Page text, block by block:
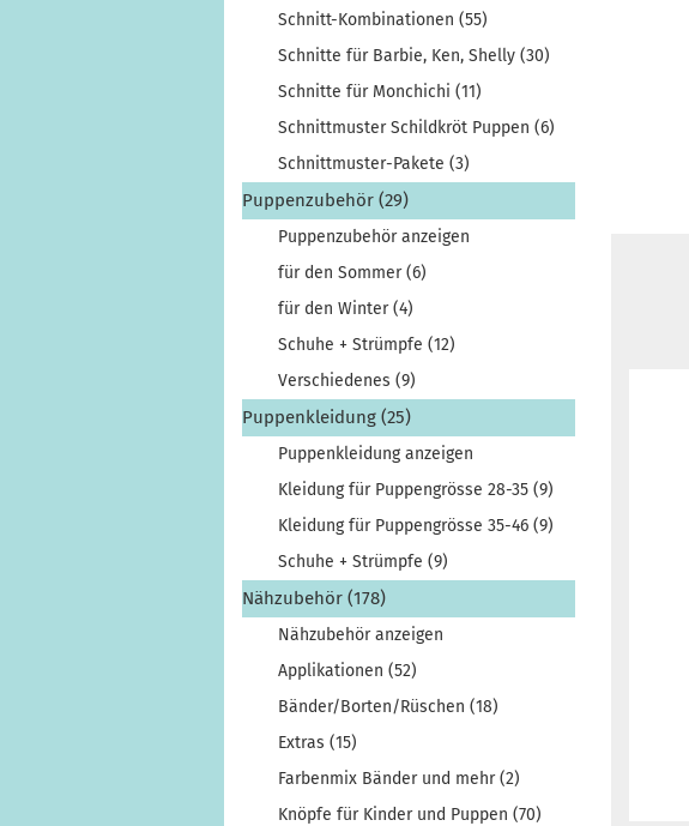
Schnitt-Kombinationen (55)
Schnitte für Barbie, Ken, Shelly (30)
Schnitte für Monchichi (11)
Schnittmuster Schildkröt Puppen (6)
Schnittmuster-Pakete (3)
Puppenzubehör (29)
Puppenzubehör anzeigen
für den Sommer (6)
für den Winter (4)
Schuhe + Strümpfe (12)
Verschiedenes (9)
Puppenkleidung (25)
Puppenkleidung anzeigen
Kleidung für Puppengrösse 28-35 (9)
Kleidung für Puppengrösse 35-46 (9)
Schuhe + Strümpfe (9)
Nähzubehör (178)
Nähzubehör anzeigen
Applikationen (52)
Bänder/Borten/Rüschen (18)
Extras (15)
Farbenmix Bänder und mehr (2)
Knöpfe für Kinder und Puppen (70)